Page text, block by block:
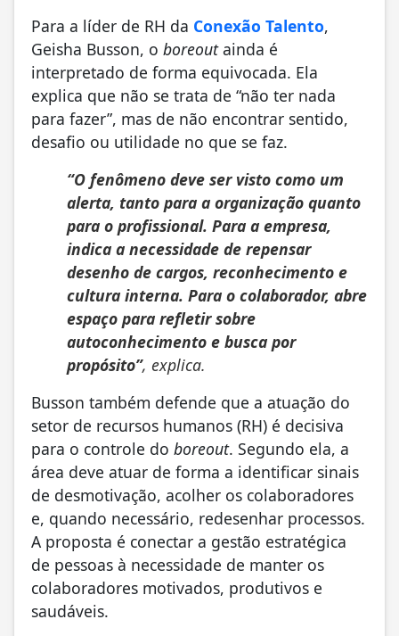
Para a líder de RH da Conexão Talento,
Geisha Busson, o boreoutainda é
interpretado de forma equivocada. Ela
explica que não se trata de “não ter nada
para fazer”, mas de não encontrar sentido,
desafio ou utilidade no que se faz.
“O fenômeno deve ser visto como um
alerta, tanto para a organização quanto
para o profissional. Para a empresa,
indica a necessidade de repensar
desenho de cargos, reconhecimento e
cultura interna. Para o colaborador, abre
espaço para refletir sobre
autoconhecimento e busca por
propósito”, explica.
Busson também defende que a atuação do
setor de recursos humanos (RH) é decisiva
para o controle do boreout. Segundo ela, a
área deve atuar de forma a identificar sinais
de desmotivação, acolher os colaboradores
e, quando necessário, redesenhar processos.
A proposta é conectar a gestão estratégica
de pessoas à necessidade de manter os
colaboradores motivados, produtivos e
saudáveis.